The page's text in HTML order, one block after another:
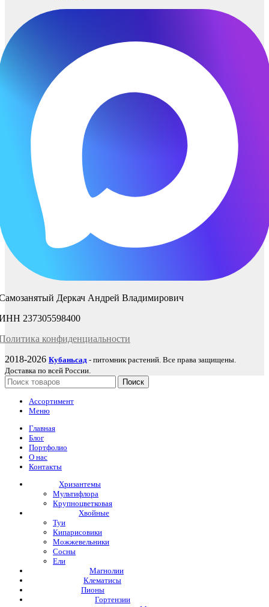
Деркач Андрей Владимирович
237305598400
конфиденциальности
2018-2026 Кубаньсад - питомник растений. Все права защищены.
Доставка по всей России.
Поиск
Ассортимент
Меню
Главная
Блог
Портфолио
О нас
Контакты
Хризантемы
Мультифлора
Крупноцветковая
Хвойные
Туи
Кипарисовики
Можжевельники
Сосны
Ели
Магнолии
Клематисы
Пионы
Гортензии